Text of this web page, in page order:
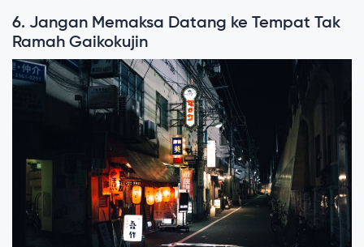
6. Jangan Memaksa Datang ke Tempat Tak
Ramah Gaikokujin